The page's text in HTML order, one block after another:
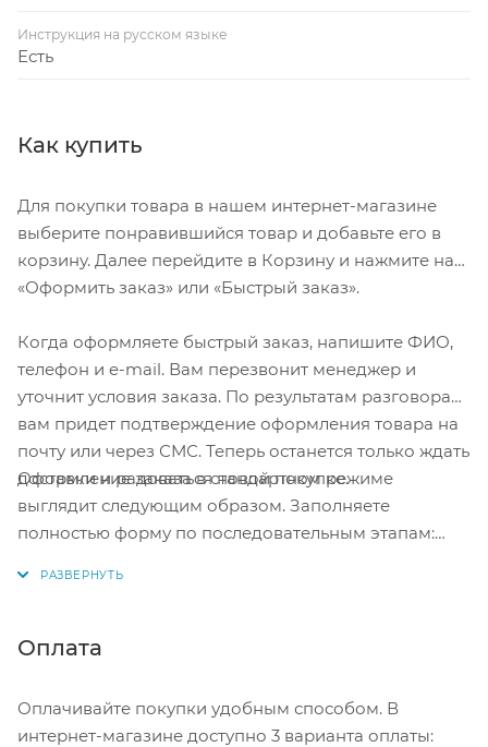
Инструкция на русском языке
Есть
Как купить
Для покупки товара в нашем интернет-магазине
выберите понравившийся товар и добавьте его в
корзину. Далее перейдите в Корзину и нажмите на
«Оформить заказ» или «Быстрый заказ».
Когда оформляете быстрый заказ, напишите ФИО,
телефон и e-mail. Вам перезвонит менеджер и
уточнит условия заказа. По результатам разговора
вам придет подтверждение оформления товара на
почту или через СМС. Теперь останется только ждать
доставки и радоваться новой покупке.
Оформление заказа в стандартном режиме
выглядит следующим образом. Заполняете
полностью форму по последовательным этапам:
Нажмите кнопку «Оформить заказ».
Оплата
Оплачивайте покупки удобным способом. В
интернет-магазине доступно 3 варианта оплаты: